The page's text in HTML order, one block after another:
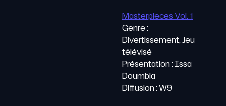
Masterpieces Vol. 1
Genre :
Divertissement, Jeu
télévisé
Présentation : Issa
Doumbia
Diffusion : W9